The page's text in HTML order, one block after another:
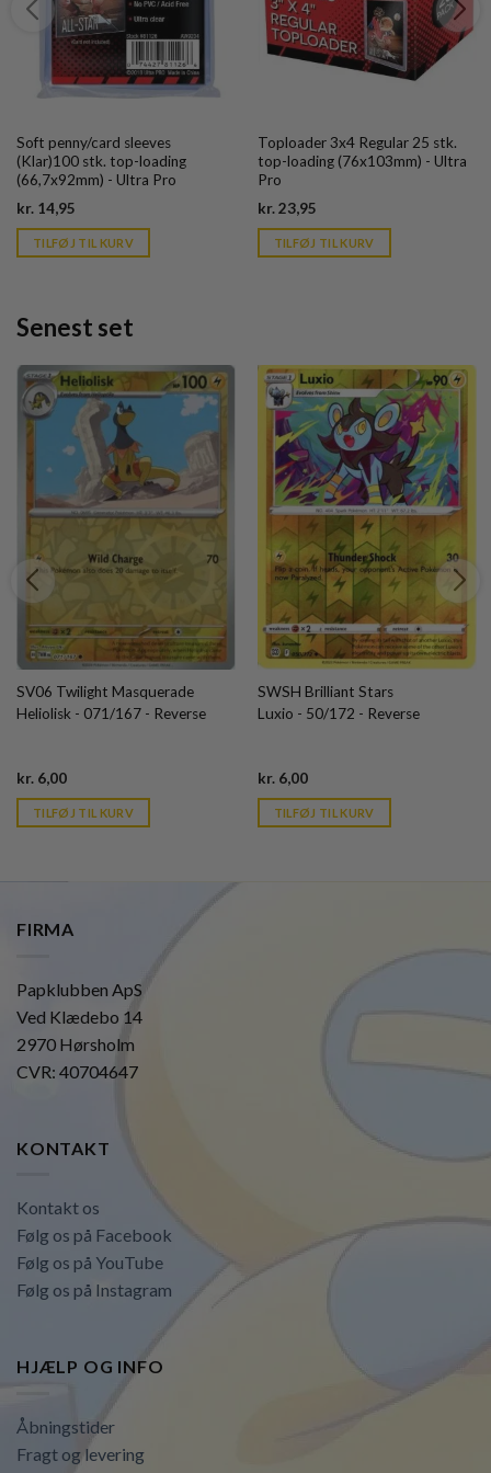
Soft penny/card sleeves
(Klar)100 stk. top-loading
(66,7x92mm) - Ultra Pro
kr. 14,95
is:
kr. 39,95.
TILFØJ TIL KURV
Toploader 3x4 Regular 25 stk.
top-loading (76x103mm) - Ultra
Pro
kr.23,95Current
is:
kr. 39,95.
TILFØJ TIL KURV
Senest set
SV06 Twilight Masquerade
Heliolisk - 071/167 - Reverse
kr. 6,00Current
is:
kr. 39,95.
TILFØJ TIL KURV
SWSH Brilliant Stars
Luxio - 50/172 - Reverse
kr.6,00Current
is:
kr. 39,95.
TILFØJ TIL KURV
FIRMA
Papklubben ApS
Ved Klædebo 14
2970 Hørsholm
CVR: 40704647
KONTAKT
Kontakt os
Følg os på Facebook
Følg os på YouTube
Følg os på Instagram
HJÆLP OG INFO
Åbningstider
Fragt og levering